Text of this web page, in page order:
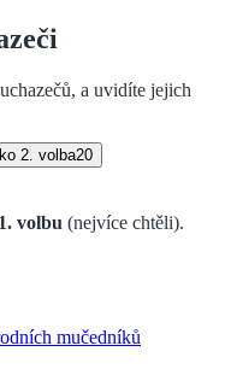
a uvidíte jejich
2. volba20
1. volbu (nejvíce chtěli).
mučedníků